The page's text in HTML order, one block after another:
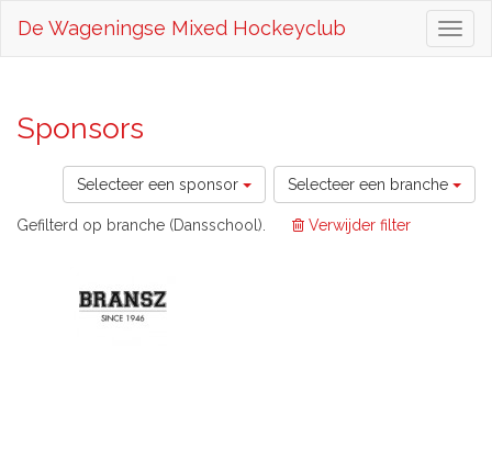
De Wageningse Mixed Hockeyclub
Sponsors
Selecteer een sponsor Selecteer een branche
Gefilterd op branche (Dansschool). Verwijder filter